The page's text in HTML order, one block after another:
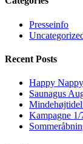
Presseinfo
Recent Posts
Happy
Saunagus
Kampagne 1/